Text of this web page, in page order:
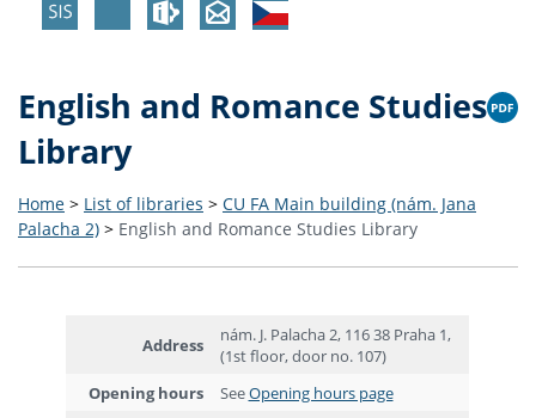
English and Romance Studies
Library
Home > List of libraries > CU FA Main building (nám. Jana
Palacha 2) > English and Romance Studies Library
Address
nám. J. Palacha 2, 116 38 Praha 1,
(1st floor, door no. 107)
Opening hours SeeOpening hours page